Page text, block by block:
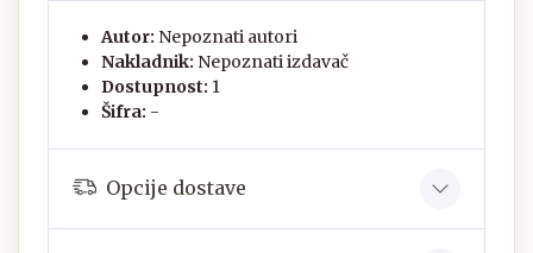
Autor: Nepoznati autori
Nakladnik: Nepoznati izdavač
Dostupnost: 1
Šifra: -
Opcije dostave